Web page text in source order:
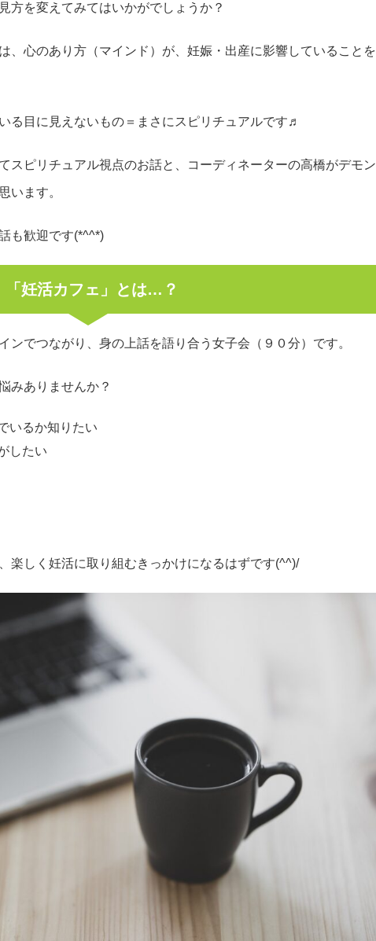
方を変えてみてはいかがでしょうか？
、心のあり方（マインド）が、妊娠・出産に影響していることを
る目に見えないもの＝まさにスピリチュアルです♬
スピリチュアル視点のお話と、コーディネーターの高橋がデモン
います。
も歓迎です(*^^*)
「妊活カフェ」とは…？
ンでつながり、身の上話を語り合う女子会（９０分）です。
みありませんか？
いるか知りたい
したい
楽しく妊活に取り組むきっかけになるはずです(^^)/